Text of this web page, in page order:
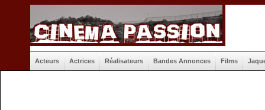
Acteurs Actrices Réalisateurs Bandes Annonces Films